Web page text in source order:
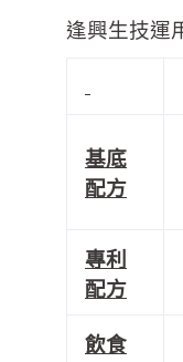
逢興生技運
基底
配方
專利
配方
飲食